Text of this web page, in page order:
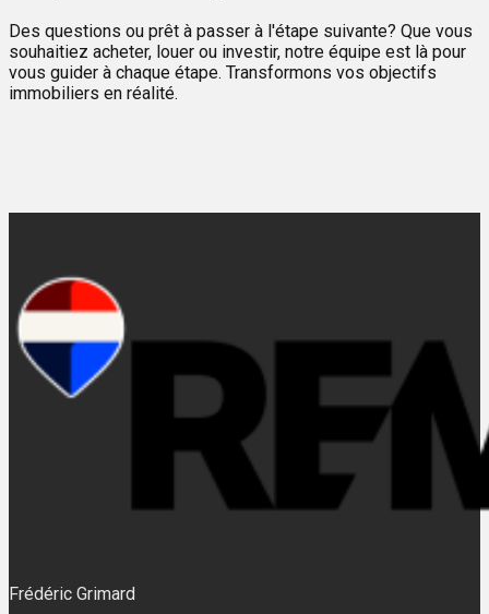
Des questions ou prêt à passer à l'étape suivante? Que vous
souhaitiez acheter, louer ou investir, notre équipe est là pour
vous guider à chaque étape. Transformons vos objectifs
immobiliers en réalité.
Frédéric Grimard